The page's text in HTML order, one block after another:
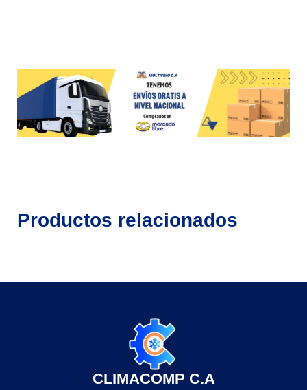
Productos relacionados
CLIMACOMP C.A